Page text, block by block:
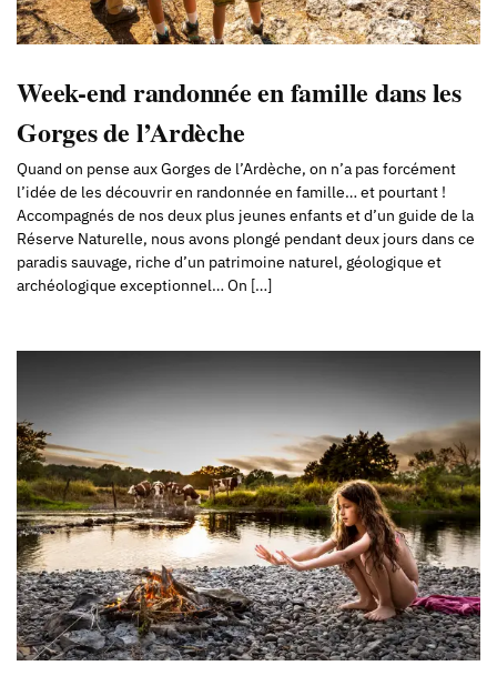
Week-end randonnée en famille dans les
Gorges de l’Ardèche
Quand on pense aux Gorges de l’Ardèche, on n’a pas forcément
l’idée de les découvrir en randonnée en famille… et pourtant !
Accompagnés de nos deux plus jeunes enfants et d’un guide de la
Réserve Naturelle, nous avons plongé pendant deux jours dans ce
paradis sauvage, riche d’un patrimoine naturel, géologique et
archéologique exceptionnel… On […]